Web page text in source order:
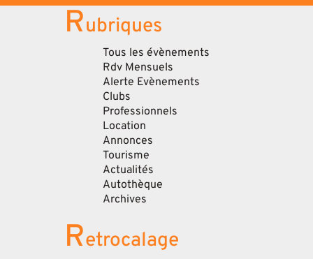
Rubriques
Tous les évènements
Rdv Mensuels
Alerte Evènements
Clubs
Professionnels
Location
Annonces
Tourisme
Actualités
Autothèque
Archives
Retrocalage